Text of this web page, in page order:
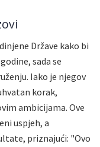
Države kako bi
sada se
Iako je njegov
korak,
ambicijama. Ove
uspjeh, a
priznajući: "Ovo